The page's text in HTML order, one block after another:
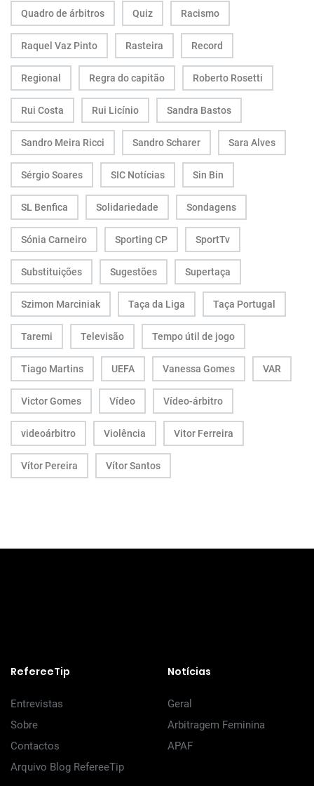
Quadro de árbitros Quiz Racismo
Raquel Vaz Pinto Rasteira Record
Regional Regra do capitão Roberto Rosetti
Rui Costa Rui Licínio Sandra Bastos
Sandro Meira Ricci Sandro Scharer Sara Alves
Sérgio Soares SIC Notícias Sin Bin
SL Benfica Solidariedade Sondagens
Sónia Carneiro Sporting CP SportTv
Substituições Sugestões Supertaça
Szimon Marciniak Taça da Liga Taça Portugal
Taremi Televisão Tempo útil de jogo
Tiago Martins UEFA Vanessa Gomes VAR
Victor Gomes Vídeo Vídeo-árbitro
videoárbitro Violência Vitor Ferreira
Vítor Pereira Vítor Santos
RefereeTip
Entrevistas
Sobre
Contactos
Arquivo Blog RefereeTip
Notícias
Geral
Arbitragem Feminina
APAF